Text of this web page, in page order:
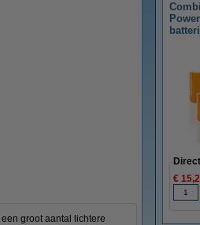
groot aantal lichtere
€